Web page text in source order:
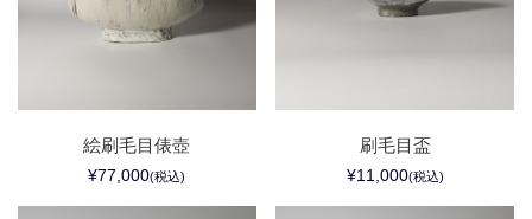
絵刷毛目俵壺
¥77,000(税込)
刷毛目盃
¥11,000(税込)